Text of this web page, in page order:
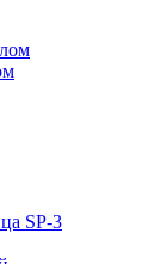
SP-3